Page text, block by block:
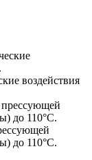
воздействия
до 110°С.